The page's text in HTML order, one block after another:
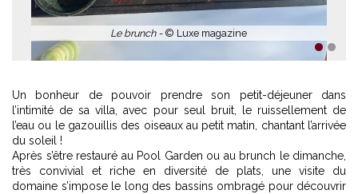
Le brunch - © Luxe magazine
1 2
Un bonheur de pouvoir prendre son petit-déjeuner dans
l’intimité de sa villa, avec pour seul bruit, le ruissellement de
l’eau ou le gazouillis des oiseaux au petit matin, chantant l’arrivée
du soleil !
Après s’être restauré au Pool Garden ou au brunch le dimanche,
très convivial et riche en diversité de plats, une visite du
domaine s’impose le long des bassins ombragé pour découvrir